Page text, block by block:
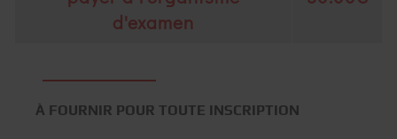
d'examen
À FOURNIR POUR TOUTE INSCRIPTION